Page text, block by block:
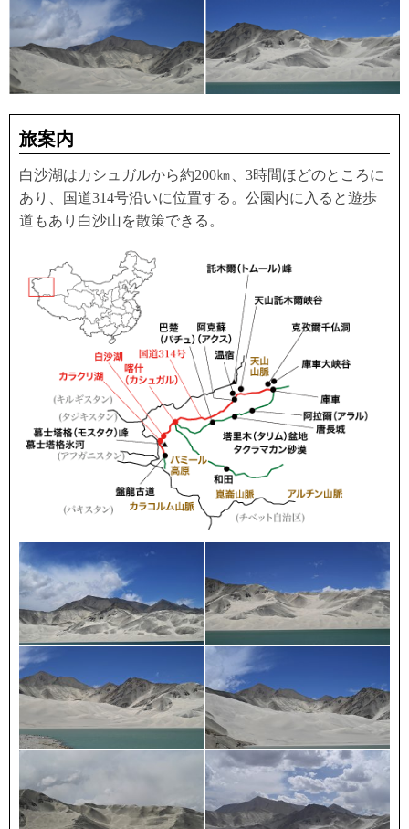
旅案内
白沙湖はカシュガルから約200㎞、3時間ほどのところに
あり、国道314号沿いに位置する。公園内に入ると遊歩
道もあり白沙山を散策できる。